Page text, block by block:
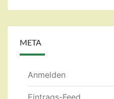
META
Anmelden